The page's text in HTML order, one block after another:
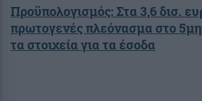
Προϋπολογισμός: Στα 3,6 δισ.
πρωτογενές πλεόνασμα στο
τα στοιχεία για τα έσοδα